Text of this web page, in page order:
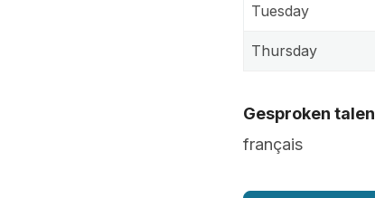
Tuesday
Thursday
Gesproken talen
français